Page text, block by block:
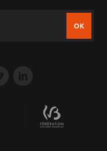
OK